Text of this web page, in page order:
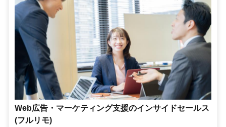
Web広告・マーケティング支援のインサイドセールス
(フルリモ)